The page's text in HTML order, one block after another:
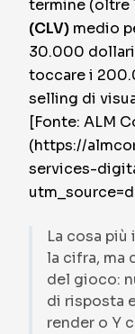
termine (oltre
(CLV) medio
30.000
toccare i
selling di
[Fonte: ALM
(https://
services-
La cosa
la cifra, ma
del gioco:
di risposta
render o Y